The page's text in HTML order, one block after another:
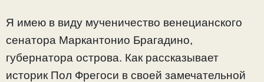
Я имею в виду мученичество венецианского
сенатора Маркантонио Брагадино,
губернатора острова. Как рассказывает
историк Пол Фрегоси в своей замечательной